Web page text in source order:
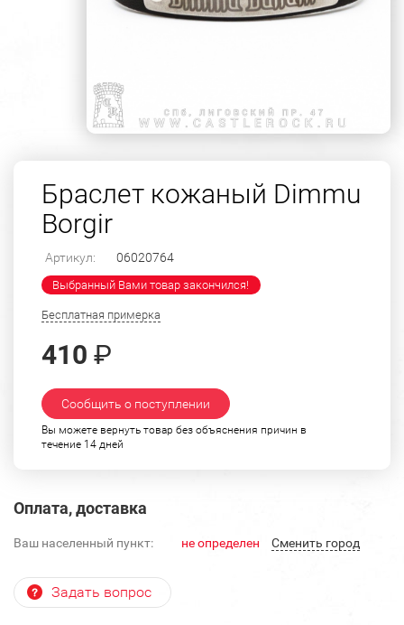
Браслет кожаный Dimmu
Borgir
Артикул: 06020764
Выбранный Вами товар закончился!
Бесплатная примерка
410 ₽
Сообщить о поступлении
Вы можете вернуть товар без объяснения причин в
течение 14 дней
Оплата, доставка
Ваш населенный пункт: не определен Cменить город
Задать вопрос